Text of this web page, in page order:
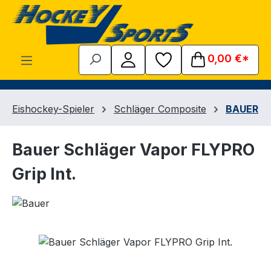
Zum Hauptinhalt springen
0,00 €*
Eishockey-Spieler Schläger Composite BAUER
Bauer Schläger Vapor FLYPRO
Grip Int.
Bildergalerie überspringen